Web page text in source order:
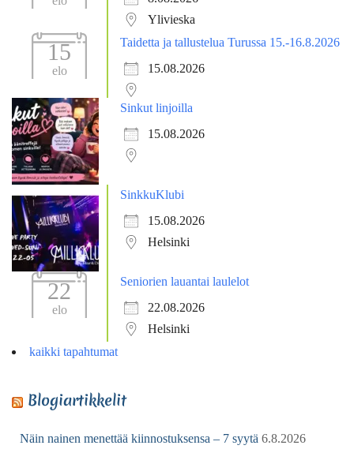
Ylivieska
15
elo
Taidetta ja tallustelua Turussa 15.-16.8.2026
15.08.2026
Sinkut linjoilla
15.08.2026
SinkkuKlubi
15.08.2026
Helsinki
22
elo
Seniorien lauantai laulelot
22.08.2026
Helsinki
kaikki tapahtumat
Blogiartikkelit
Näin nainen menettää kiinnostuksensa – 7 syytä 6.8.2026